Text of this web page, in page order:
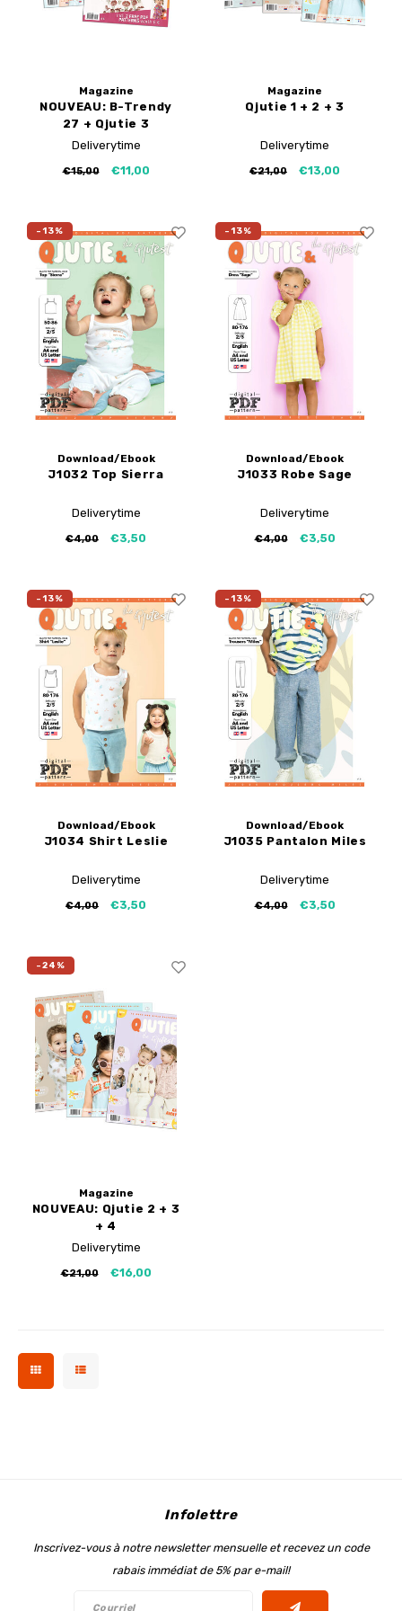
Magazine
NOUVEAU: B-Trendy
27 + Qjutie 3
Deliverytime
€15,00 €11,00
Magazine
Qjutie 1 + 2 + 3
Deliverytime
€21,00 €13,00
-13%
Download/Ebook
J1032 Top Sierra
Deliverytime
€4,00 €3,50
-13%
Download/Ebook
J1033 Robe Sage
Deliverytime
€4,00 €3,50
-13%
Download/Ebook
J1034 Shirt Leslie
Deliverytime
€4,00 €3,50
-13%
Download/Ebook
J1035 Pantalon Miles
Deliverytime
€4,00 €3,50
-24%
Magazine
NOUVEAU: Qjutie 2 + 3
+ 4
Deliverytime
€21,00 €16,00
Infolettre
Inscrivez-vous à notre newsletter mensuelle et recevez un code
rabais immédiat de 5% par e-mail!